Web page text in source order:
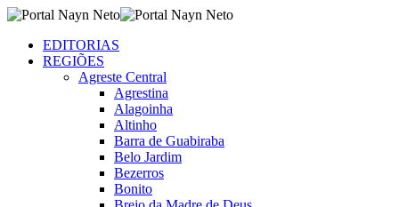
EDITORIAS
REGIÕES
Agreste Central
Agrestina
Alagoinha
Altinho
Barra de Guabiraba
Belo Jardim
Bezerros
Bonito